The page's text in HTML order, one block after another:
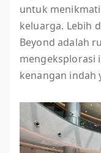
untuk
keluarga. Lebih
Beyond adalah
mengeksplorasi
kenangan indah